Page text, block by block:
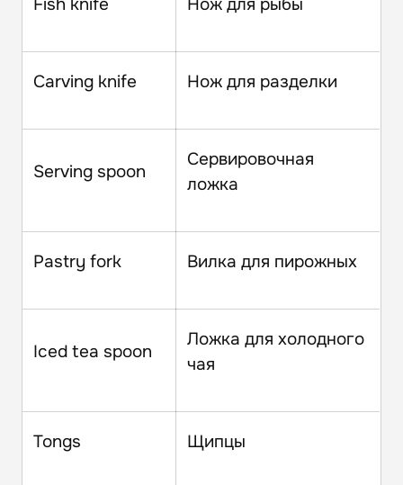
Carving knife Нож для разделки
Serving spoon
Сервировочная
ложка
Pastry fork Вилка для пирожных
Iced tea spoon
Ложка для холодного
чая
Tongs Щипцы